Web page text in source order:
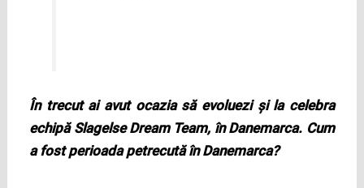
În trecut ai avut ocazia să evoluezi şi la celebra
echipă Slagelse Dream Team, în Danemarca. Cum
a fost perioada petrecută în Danemarca?